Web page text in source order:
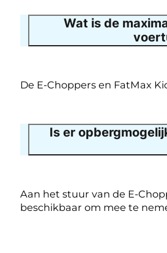
Wat is de
De E-Choppers en FatMax
Is er
Aan het stuur van de E-
beschikbaar om mee te